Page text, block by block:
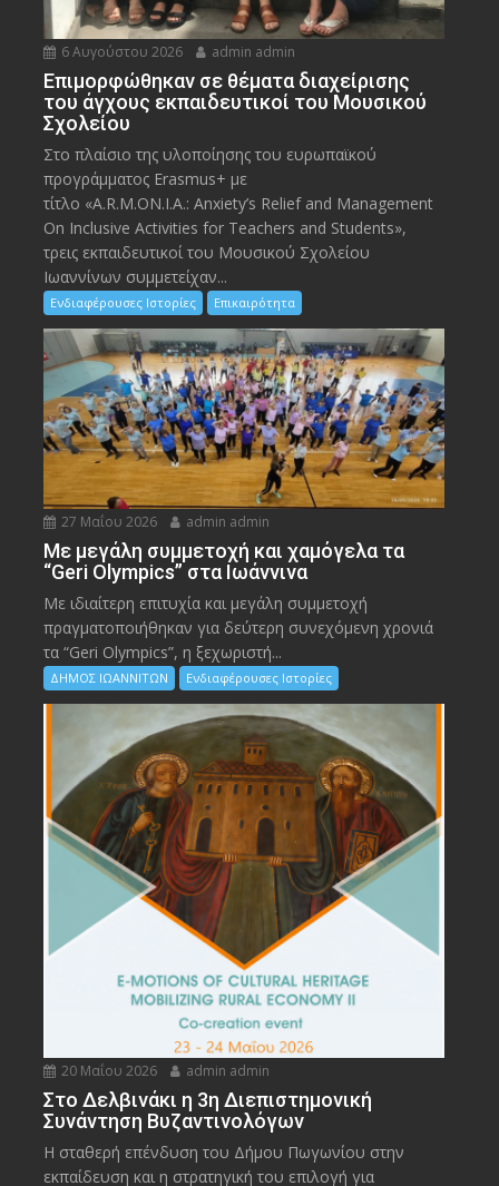
6 Αυγούστου 2026 admin admin
Eπιμορφώθηκαν σε θέματα διαχείρισης
του άγχους εκπαιδευτικοί του Μουσικού
Σχολείου
Στο πλαίσιο της υλοποίησης του ευρωπαϊκού
προγράμματος Erasmus+ με
τίτλο «A.R.M.ON.I.A.: Anxiety’s Relief and Management
On Inclusive Activities for Teachers and Students»,
τρεις εκπαιδευτικοί του Μουσικού Σχολείου
Ιωαννίνων συμμετείχαν...
Ενδιαφέρουσες Ιστορίες Επικαιρότητα
27 Μαΐου 2026 admin admin
Με μεγάλη συμμετοχή και χαμόγελα τα
“Geri Olympics” στα Ιωάννινα
Με ιδιαίτερη επιτυχία και μεγάλη συμμετοχή
πραγματοποιήθηκαν για δεύτερη συνεχόμενη χρονιά
τα “Geri Olympics”, η ξεχωριστή...
ΔΗΜΟΣ ΙΩΑΝΝΙΤΩΝ Ενδιαφέρουσες Ιστορίες
20 Μαΐου 2026 admin admin
Στο Δελβινάκι η 3η Διεπιστημονική
Συνάντηση Βυζαντινολόγων
Η σταθερή επένδυση του Δήμου Πωγωνίου στην
εκπαίδευση και η στρατηγική του επιλογή για